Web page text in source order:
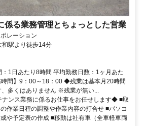
係る業務管理とちょっとした営業
レーション
和駅より徒歩14分
1日あたり8時間 平均勤務日数：1ヶ月あた
時間】9：00～18：00 ◆残業は基本月20時間
、多くはありません ※残業が無い...
ンス業務に係るお仕事をお任せします◆ ■取
作業日程の調整や作業内容の打合せ ■パソコ
や予定表の作成 ■移動は社有車（全車軽車両